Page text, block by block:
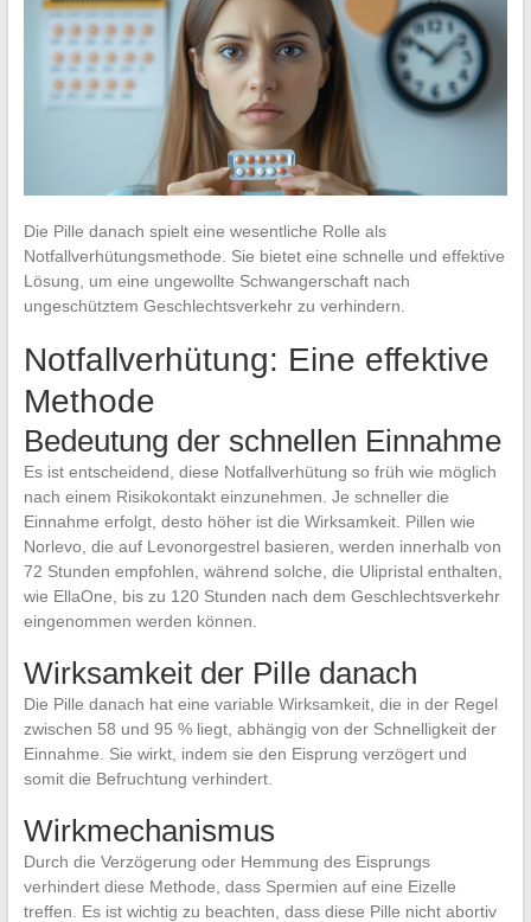
Die Pille danach spielt eine wesentliche Rolle als
Notfallverhütungsmethode. Sie bietet eine schnelle und effektive
Lösung, um eine ungewollte Schwangerschaft nach
ungeschütztem Geschlechtsverkehr zu verhindern.
Notfallverhütung: Eine effektive
Methode
Bedeutung der schnellen Einnahme
Es ist entscheidend, diese Notfallverhütung so früh wie möglich
nach einem Risikokontakt einzunehmen. Je schneller die
Einnahme erfolgt, desto höher ist die Wirksamkeit. Pillen wie
Norlevo, die auf Levonorgestrel basieren, werden innerhalb von
72 Stunden empfohlen, während solche, die Ulipristal enthalten,
wie EllaOne, bis zu 120 Stunden nach dem Geschlechtsverkehr
eingenommen werden können.
Wirksamkeit der Pille danach
Die Pille danach hat eine variable Wirksamkeit, die in der Regel
zwischen 58 und 95 % liegt, abhängig von der Schnelligkeit der
Einnahme. Sie wirkt, indem sie den Eisprung verzögert und
somit die Befruchtung verhindert.
Wirkmechanismus
Durch die Verzögerung oder Hemmung des Eisprungs
verhindert diese Methode, dass Spermien auf eine Eizelle
treffen. Es ist wichtig zu beachten, dass diese Pille nicht abortiv